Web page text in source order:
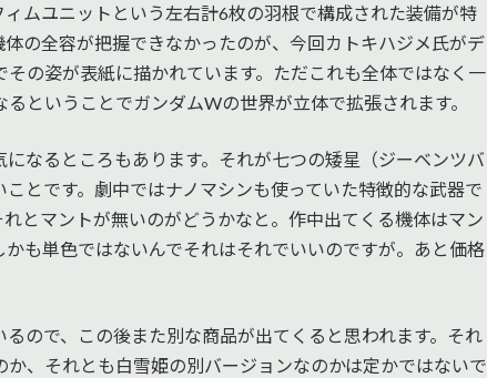
ムユニットという左右計6枚の羽根で構成された装備が特
の全容が把握できなかったのが、今回カトキハジメ氏がデ
の姿が表紙に描かれています。ただこれも全体ではなく一
ということでガンダムWの世界が立体で拡張されます。
なるところもあります。それが七つの矮星（ジーベンツバ
とです。劇中ではナノマシンも使っていた特徴的な武器で
とマントが無いのがどうかなと。作中出てくる機体はマン
も単色ではないんでそれはそれでいいのですが。あと価格
ので、この後また別な商品が出てくると思われます。それ
、それとも白雪姫の別バージョンなのかは定かではないで